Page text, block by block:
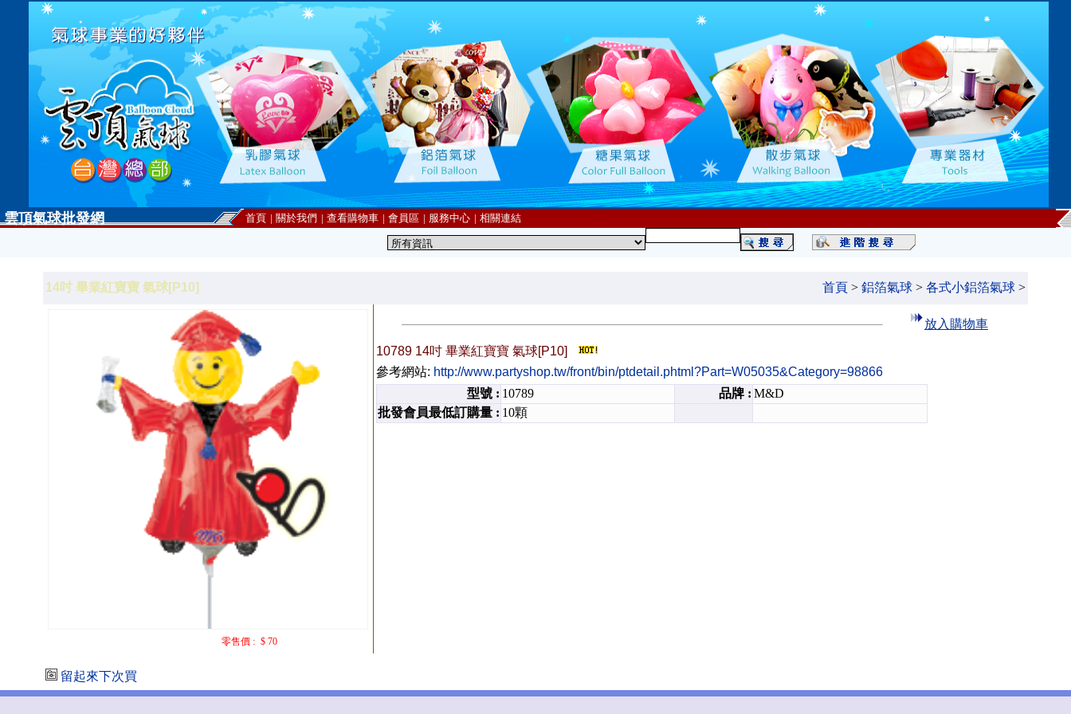
雲頂氣球批發網 首頁 | 關於我們 | 查看購物車 | 會員區 | 服務中心 | 相關連結
14吋 畢業紅寶寶 氣球[P10] 首頁 > 鋁箔氣球 > 各式小鋁箔氣球 >
零售價 : $ 70
放入購物車
10789 14吋 畢業紅寶寶 氣球[P10]
參考網站: http://www.partyshop.tw/front/bin/ptdetail.phtml?Part=W05035&Category=98866
型號 : 10789 品牌 : M&D
批發會員最低訂購量 : 10顆
留起來下次買